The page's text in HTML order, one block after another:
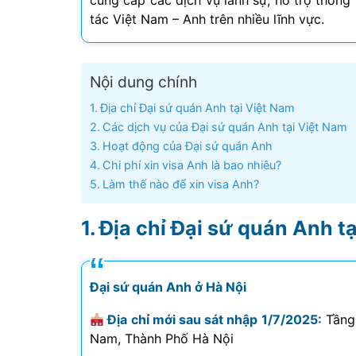
Visa Ấn Độ
Visa Macau
Visa Malaysia
Visa Singapore
tác Việt Nam – Anh trên nhiều lĩnh vực.
Nội dung chính
Địa chỉ Đại sứ quán Anh tại Việt Nam
Các dịch vụ của Đại sứ quán Anh tại Việt Nam
Hoạt động của Đại sứ quán Anh
Chi phí xin visa Anh là bao nhiêu?
Làm thế nào để xin visa Anh?
Địa chỉ Đại sứ quán Anh
Đại sứ quán Anh ở Hà Nội
Địa chỉ mới sau sát nhập 1/7/2025:
Nam, Thành Phố Hà Nội
Mình
tư vấn
môn tốt